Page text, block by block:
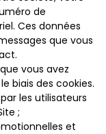
de
Ces données
que vous
vous avez
biais des cookies.
les utilisateurs
;
et